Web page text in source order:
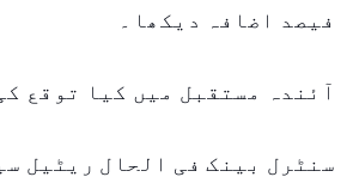
فیصد اضافہ دیکھا۔
آئندہ مستقبل میں کیا توقع
سنٹرل بینک فی الحال ریٹیل